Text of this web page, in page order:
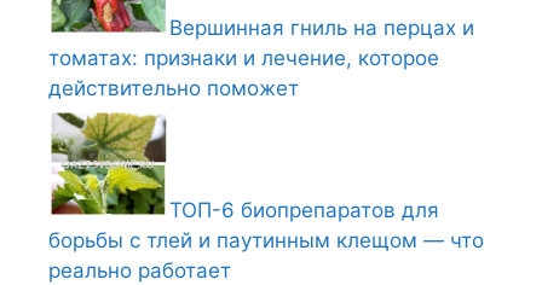
Вершинная гниль на перцах и
томатах: признаки и лечение, которое
действительно поможет
ТОП-6 биопрепаратов для
борьбы с тлей и паутинным клещом — что
реально работает